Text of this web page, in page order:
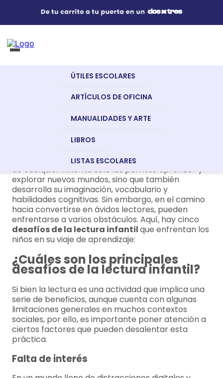
Útiles Escolares
Artículos de Oficina
Manualidades y Arte
Libros
Recursos Digitales
ÚTILES ESCOLARES
ARTÍCULOS DE OFICINA
MANUALIDADES Y ARTE
LIBROS
LISTAS ESCOLARES
5 desafíos de la lectura
La lectura es una habilidad fundamental en la vida
de cualquier niño. No solo les permite aprender y
explorar nuevos mundos, sino que también
desarrolla su imaginación, vocabulario y
habilidades cognitivas. Sin embargo, en el camino
hacia convertirse en ávidos lectores, pueden
enfrentarse a varios obstáculos. Aquí, hay cinco
desafíos de la lectura infantilque enfrentan los
niños en su viaje de aprendizaje:
¿Cuáles son los principales
desafíos de la lectura infantil?
Si bien la lectura es una actividad que implica una
serie de beneficios, aunque cuenta con algunas
limitaciones generales en muchos contextos
sociales, por ello, es importante poner atención a
ciertos factores que pueden desalentar esta
práctica.
Falta de interés